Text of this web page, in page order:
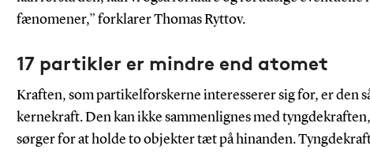
fænomener,” forklarer Thomas Ryttov.
17 partikler er mindre end atomet
Kraften, som partikelforskerne interesserer sig for, er den
kernekraft. Den kan ikke sammenlignes med
sørger for at holde to objekter tæt på hinanden.